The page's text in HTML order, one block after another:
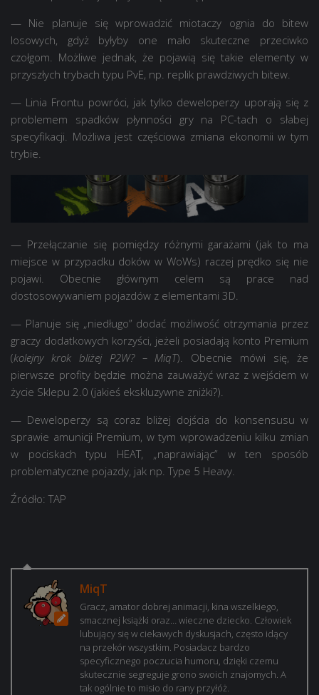
— Nie planuje się wprowadzić miotaczy ognia do bitew
losowych, gdyż byłyby one mało skuteczne przeciwko
czołgom. Możliwe jednak, że pojawią się takie elementy w
przyszłych trybach typu PvE, np. replik prawdziwych bitew.
— Linia Frontu powróci, jak tylko deweloperzy uporają się z
problemem spadków płynności gry na PC-tach o słabej
specyfikacji. Możliwa jest częściowa zmiana ekonomii w tym
trybie.
— Przełączanie się pomiędzy różnymi garażami (jak to ma
miejsce w przypadku doków w WoWs) raczej prędko się nie
pojawi. Obecnie głównym celem są prace nad
dostosowywaniem pojazdów z elementami 3D.
— Planuje się „niedługo” dodać możliwość otrzymania przez
graczy dodatkowych korzyści, jeżeli posiadają konto Premium
(kolejny krok bliżej P2W? – MiqT). Obecnie mówi się, że
pierwsze profity będzie można zauważyć wraz z wejściem w
życie Sklepu 2.0 (jakieś ekskluzywne zniżki?).
— Deweloperzy są coraz bliżej dojścia do konsensusu w
sprawie amunicji Premium, w tym wprowadzeniu kilku zmian
w pociskach typu HEAT, „naprawiając” w ten sposób
problematyczne pojazdy, jak np. Type 5 Heavy.
Źródło: TAP
MiqT
Gracz, amator dobrej animacji, kina wszelkiego,
smacznej książki oraz… wieczne dziecko. Człowiek
lubujący się w ciekawych dyskusjach, często idący
na przekór wszystkim. Posiadacz bardzo
specyficznego poczucia humoru, dzięki czemu
skutecznie segreguje grono swoich znajomych. A
tak ogólnie to misio do rany przyłóż.